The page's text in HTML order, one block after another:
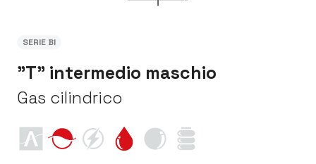
SERIE BI
"T" intermedio maschio
Gas cilindrico